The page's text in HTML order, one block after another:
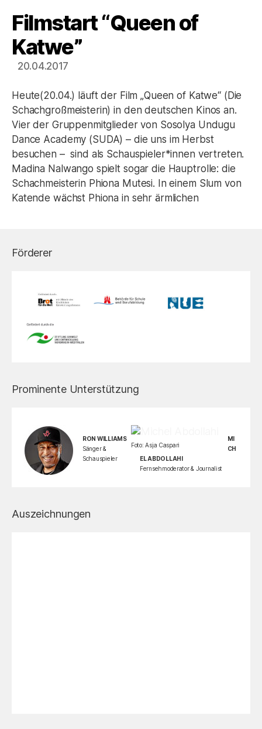
Kategorien
Filmstart “Queen of
Katwe”
20.04.2017
Heute(20.04.) läuft der Film „Queen of Katwe“ (Die
Schachgroßmeisterin) in den deutschen Kinos an.
Vier der Gruppenmitglieder von Sosolya Undugu
Dance Academy (SUDA) – die uns im Herbst
besuchen – sind als Schauspieler*innen vertreten.
Madina Nalwango spielt sogar die Hauptrolle: die
Schachmeisterin Phiona Mutesi. In einem Slum von
Katende wächst Phiona in sehr ärmlichen
Förderer
Prominente Unterstützung
RON WILLIAMS
Sänger &
Schauspieler
Foto: Asja Caspari
MI
CH
EL ABDOLLAHI
Fernsehmoderator & Journalist
Auszeichnungen